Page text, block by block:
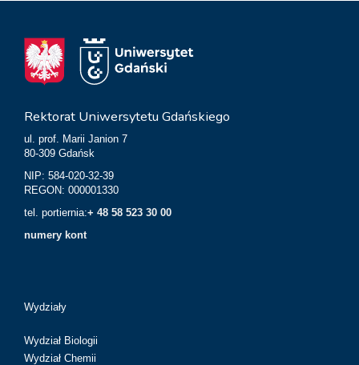
Rektorat Uniwersytetu Gdańskiego
ul. prof. Marii Janion 7
80-309 Gdańsk
NIP: 584-020-32-39
REGON: 000001330
tel. portiernia:+ 48 58 523 30 00
numery kont
Wydziały
Wydział Biologii
Wydział Chemii